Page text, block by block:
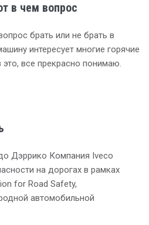
в чем вопрос
брать или не брать в
интересует многие горячие
все прекрасно понимаю.
Дэррико Компания Iveco
на дорогах в рамках
for Road Safety,
автомобильной